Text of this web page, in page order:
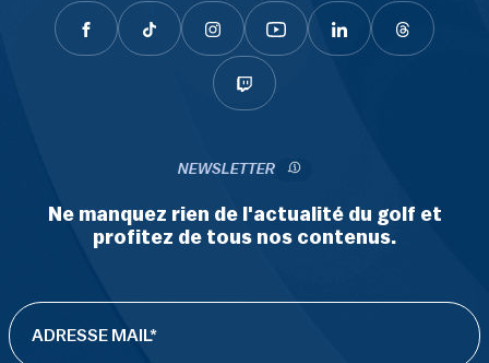
NEWSLETTER
Ne manquez rien de l'actualité du golf et
profitez de tous nos contenus.